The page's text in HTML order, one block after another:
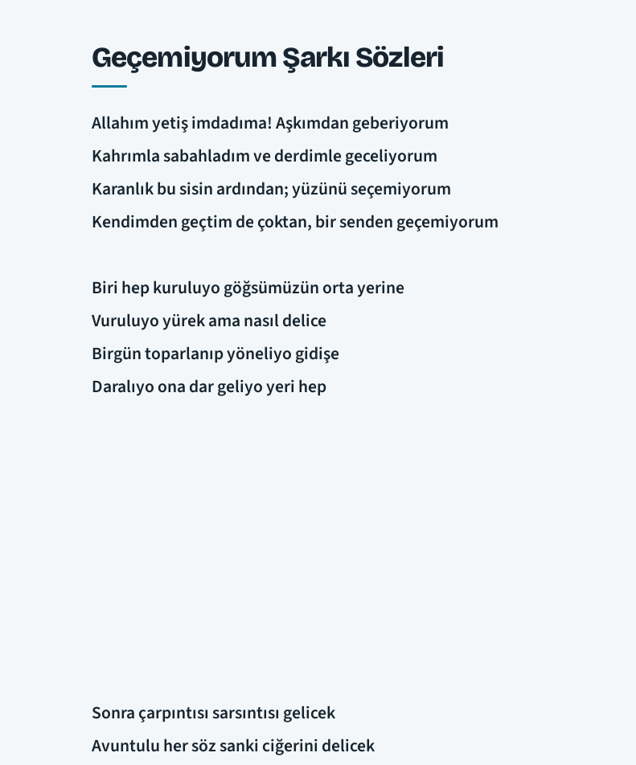
Geçemiyorum Şarkı Sözleri
Allahım yetiş imdadıma! Aşkımdan geberiyorum
Kahrımla sabahladım ve derdimle geceliyorum
Karanlık bu sisin ardından; yüzünü seçemiyorum
Kendimden geçtim de çoktan, bir senden geçemiyorum
Biri hep kuruluyo göğsümüzün orta yerine
Vuruluyo yürek ama nasıl delice
Birgün toparlanıp yöneliyo gidişe
Daralıyo ona dar geliyo yeri hep
Sonra çarpıntısı sarsıntısı gelicek
Avuntulu her söz sanki ciğerini delicek